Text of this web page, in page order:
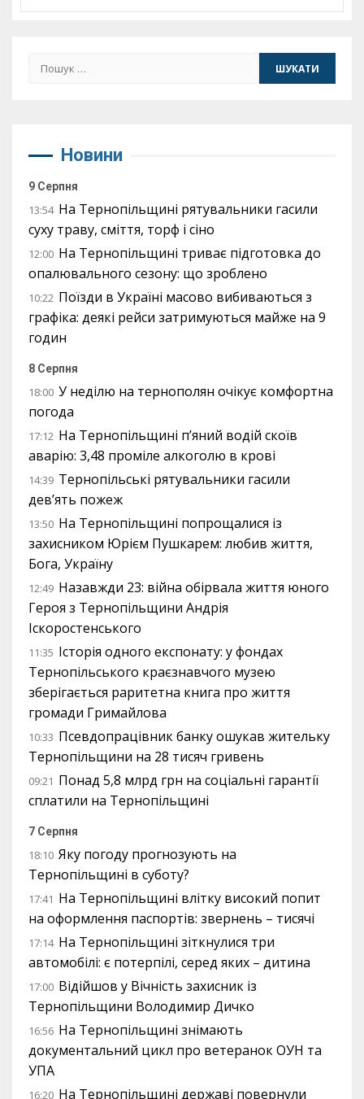
Пошук:
Новини
9 Серпня
13:54 На Тернопільщині рятувальники гасили
суху траву, сміття, торф і сіно
12:00 На Тернопільщині триває підготовка до
опалювального сезону: що зроблено
10:22 Поїзди в Україні масово вибиваються з
графіка: деякі рейси затримуються майже на 9
годин
8 Серпня
18:00 У неділю на тернополян очікує комфортна
погода
17:12 На Тернопільщині п’яний водій скоїв
аварію: 3,48 проміле алкоголю в крові
14:39 Тернопільські рятувальники гасили
дев’ять пожеж
13:50 На Тернопільщині попрощалися із
захисником Юрієм Пушкарем: любив життя,
Бога, Україну
12:49 Назавжди 23: війна обірвала життя юного
Героя з Тернопільщини Андрія
Іскоростенського
11:35 Історія одного експонату: у фондах
Тернопільського краєзнавчого музею
зберігається раритетна книга про життя
громади Гримайлова
10:33 Псевдопрацівник банку ошукав жительку
Тернопільщини на 28 тисяч гривень
09:21 Понад 5,8 млрд грн на соціальні гарантії
сплатили на Тернопільщині
7 Серпня
18:10 Яку погоду прогнозують на
Тернопільщині в суботу?
17:41 На Тернопільщині влітку високий попит
на оформлення паспортів: звернень – тисячі
17:14 На Тернопільщині зіткнулися три
автомобілі: є потерпілі, серед яких – дитина
17:00 Відійшов у Вічність захисник із
Тернопільщини Володимир Дичко
16:56 На Тернопільщині знімають
документальний цикл про ветеранок ОУН та
УПА
16:20 На Тернопільщині державі повернули